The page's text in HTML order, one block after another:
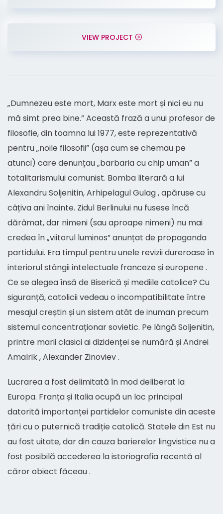
VIEW PROJECT
„Dumnezeu este mort, Marx este mort și nici eu nu
mă simt prea bine.” Această frază a unui profesor de
filosofie, din toamna lui 1977, este reprezentativă
pentru „noile filosofii” (așa cum se chemau pe
atunci) care denunțau „barbaria cu chip uman” a
totalitarismului comunist. Bomba literară a lui
Alexandru Soljenitin, Arhipelagul Gulag , apăruse cu
câțiva ani înainte. Zidul Berlinului nu fusese încă
dărâmat, dar nimeni (sau aproape nimeni) nu mai
credea în „viitorul luminos” anunțat de propaganda
partidului. Era timpul pentru unele revizii dureroase în
interiorul stângii intelectuale franceze și europene .
Ce se alegea însă de Biserică și mediile catolice? Cu
siguranță, catolicii vedeau o incompatibilitate între
mesajul creștin și un sistem atât de inuman precum
sistemul concentraționar sovietic. Pe lângă Soljenitin,
printre marii clasici ai dizidenței se numără și Andrei
Amalrik , Alexander Zinoviev .
Lucrarea a fost delimitată în mod deliberat la
Europa. Franța și Italia ocupă un loc principal
datorită importanței partidelor comuniste din aceste
țări cu o puternică tradiție catolică. Statele din Est nu
au fost uitate, dar din cauza barierelor lingvistice nu a
fost posibilă accederea la istoriografia recentă al
căror obiect făceau .